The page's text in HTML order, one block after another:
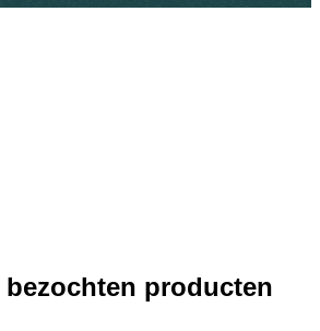
bezochten producten